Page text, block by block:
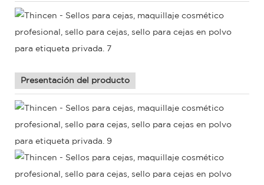
Presentación del producto